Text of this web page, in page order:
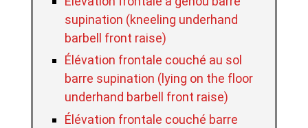
supination (kneeling underhand
barbell front raise)
Élévation frontale couché au sol
barre supination (lying on the floor
underhand barbell front raise)
Élévation frontale couché barre